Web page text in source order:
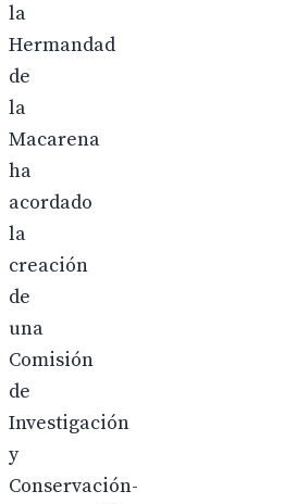
la
Hermandad
de
la
Macarena
ha
acordado
la
creación
de
una
Comisión
de
Investigación
y
Conservación-